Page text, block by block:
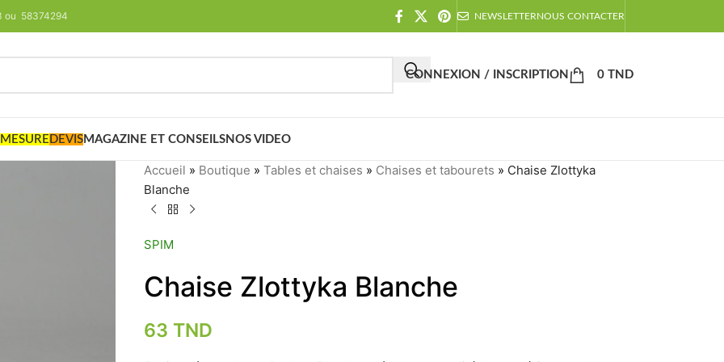
ou 58374294 NEWSLETTERNOUS CONTACTER
CONNEXION / INSCRIPTION 0 TND
DEVIS MAGAZINE ET CONSEILS NOS VIDEO
Accueil » Boutique » Tables et chaises » Chaises et tabourets » Chaise Zlottyka
Blanche
SPIM
Chaise Zlottyka Blanche
63 TND